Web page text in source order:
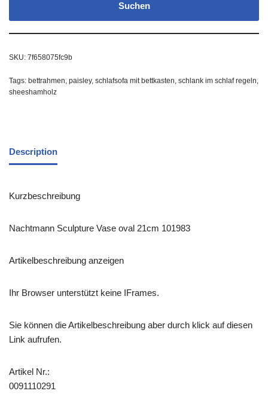
Suchen
SKU: 7f658075fc9b
Tags: bettrahmen, paisley, schlafsofa mit bettkasten, schlank im schlaf regeln,
sheeshamholz
Description
Kurzbeschreibung
Nachtmann Sculpture Vase oval 21cm 101983
Artikelbeschreibung anzeigen
Ihr Browser unterstützt keine IFrames.
Sie können die Artikelbeschreibung aber durch klick auf diesen
Link aufrufen.
Artikel Nr.:
0091110291